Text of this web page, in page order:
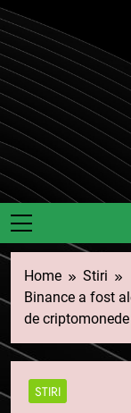
Skip
to
content
Home
Stiri
Binance a fost
de criptomonede
STIRI